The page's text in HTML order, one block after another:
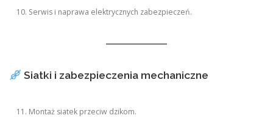
Serwis i naprawa elektrycznych zabezpieczeń.
Siatki i zabezpieczenia mechaniczne
Montaż siatek przeciw dzikom.